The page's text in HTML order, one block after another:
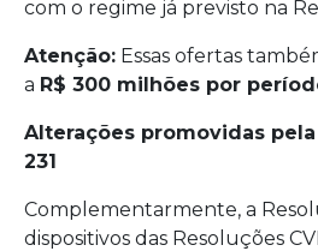
com o regime já previsto na
Atenção: Essas ofertas
a R$ 300 milhões por
Alterações promovidas pela
231
Complementarmente, a
dispositivos das Resoluções